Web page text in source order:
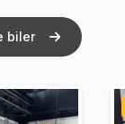
biler